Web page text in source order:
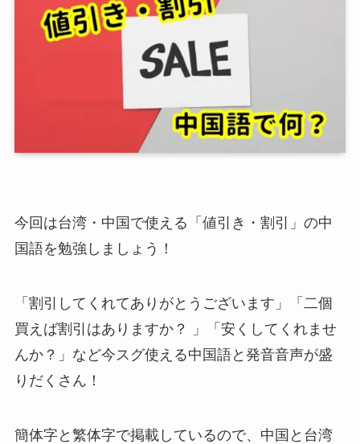
今回は台湾・中国で使える「値引き・割引」の中
国語を勉強しましょう！
「割引してくれてありがとうございます」「二個
買えば割引はありますか？ 」「安くしてくれませ
んか？」など今スグ使える中国語と発音音声が盛
りだくさん！
簡体字と繁体字で掲載しているので、中国と台湾